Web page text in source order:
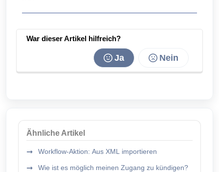
War dieser Artikel hilfreich?
Nein
Ja
Ähnliche Artikel
Workflow-Aktion: Aus XML importieren
Wie ist es möglich meinen Zugang zu kündigen?